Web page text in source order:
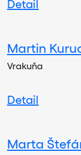
Detail
Martin
Vrakuňa
Detail
Marta